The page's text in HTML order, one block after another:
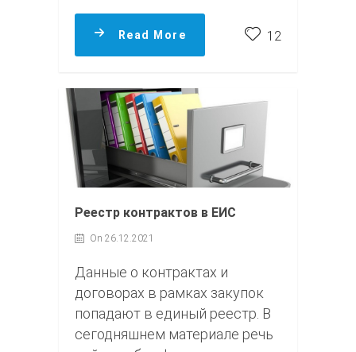
Read More 12
Реестр контрактов в ЕИС
On 26.12.2021
Данные о контрактах и
договорах в рамках закупок
попадают в единый реестр. В
сегодняшнем материале речь